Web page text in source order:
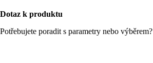
Dotaz k produktu
Potřebujete poradit s parametry nebo výběrem?